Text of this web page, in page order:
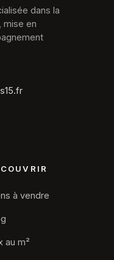
dans la
mise en
à vendre
au m²